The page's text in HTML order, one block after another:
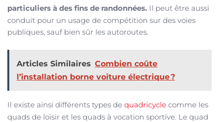
particuliers à des fins de randonnées. Il peut être aussi
conduit pour un usage de compétition sur des voies
publiques, sauf bien sûr les autoroutes.
Articles Similaires Combien coûte
l’installation borne voiture électrique ?
Il existe ainsi différents types de quadricycle comme les
quads de loisir et les quads à vocation sportive. Le quad